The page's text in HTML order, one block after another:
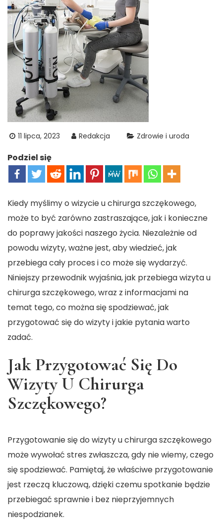
11 lipca, 2023 Redakcja Zdrowie i uroda
Podziel się
Kiedy myślimy o wizycie u chirurga szczękowego,
może to być zarówno zastraszające, jak i konieczne
do poprawy jakości naszego życia. Niezależnie od
powodu wizyty, ważne jest, aby wiedzieć, jak
przebiega cały proces i co może się wydarzyć.
Niniejszy przewodnik wyjaśnia, jak przebiega wizyta u
chirurga szczękowego, wraz z informacjami na
temat tego, co można się spodziewać, jak
przygotować się do wizyty i jakie pytania warto
zadać.
Jak Przygotować Się Do
Wizyty U Chirurga
Szczękowego?
Przygotowanie się do wizyty u chirurga szczękowego
może wywołać stres zwłaszcza, gdy nie wiemy, czego
się spodziewać. Pamiętaj, że właściwe przygotowanie
jest rzeczą kluczową, dzięki czemu spotkanie będzie
przebiegać sprawnie i bez nieprzyjemnych
niespodzianek.